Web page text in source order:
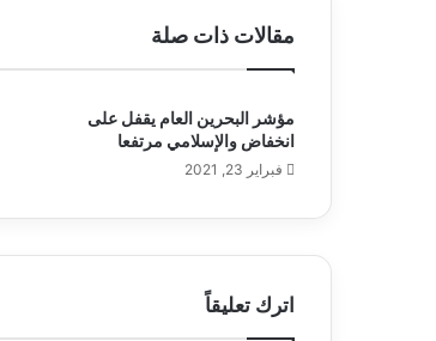
مقالات ذات صلة
مؤشر البحرين العام يقفل على
انخفاض والإسلامي مرتفعا
فبراير 23, 2021
اترك تعليقاً